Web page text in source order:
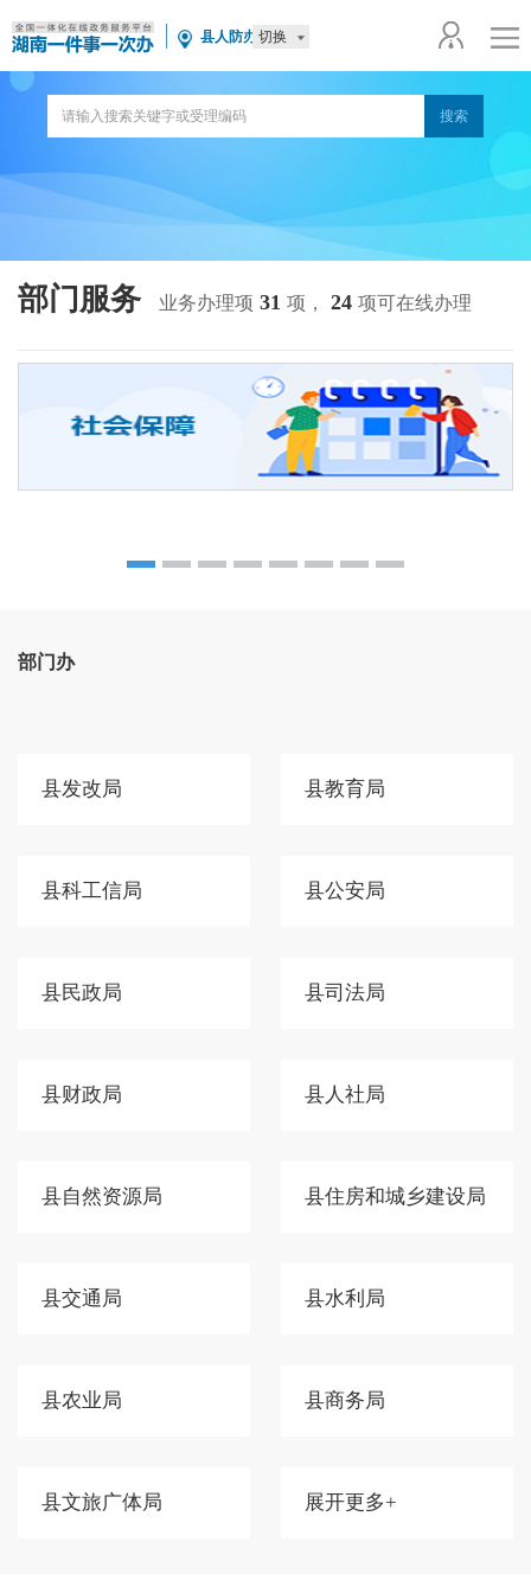
县人防办 切换
部门服务 业务办理项 31 项， 24 项可在线办理
部门办
县发改局 县教育局
县科工信局 县公安局
县民政局 县司法局
县财政局 县人社局
县自然资源局 县住房和城乡建设局
县交通局 县水利局
县农业局 县商务局
县文旅广体局 展开更多+